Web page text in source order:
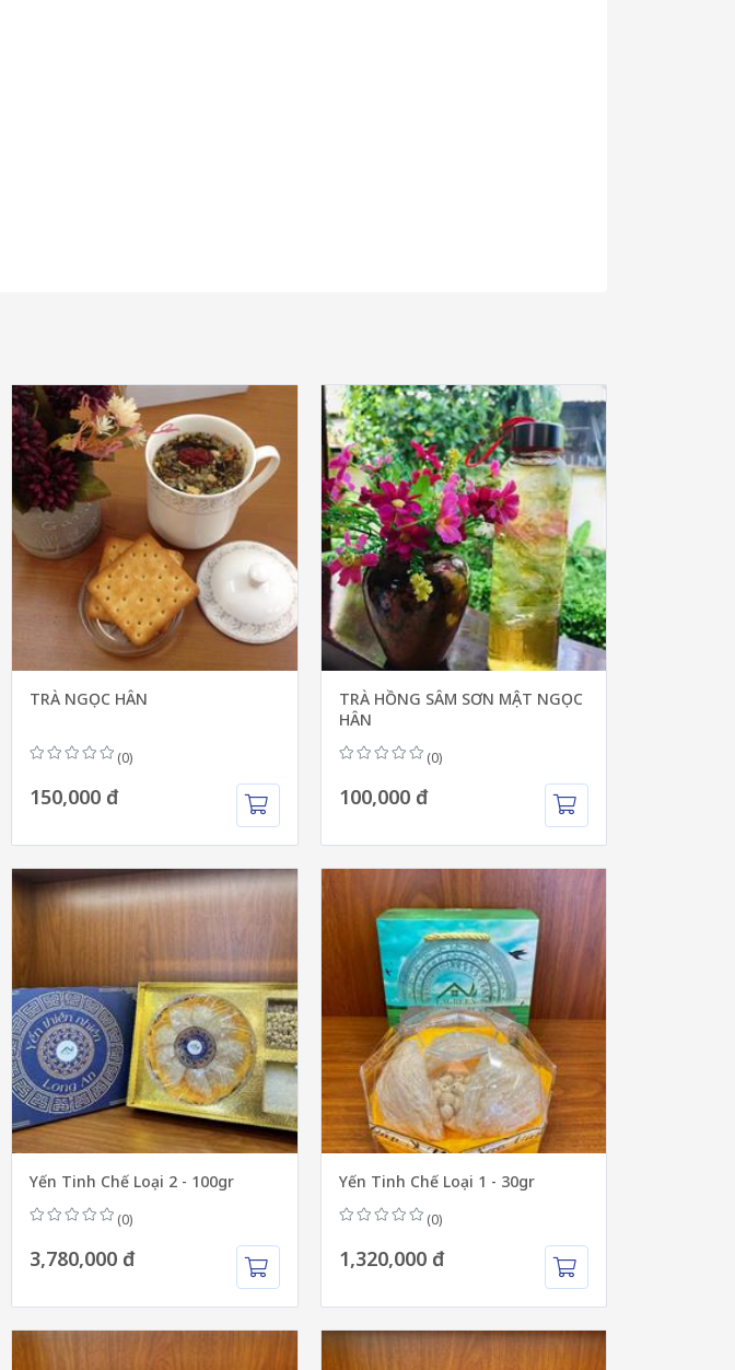
TRÀ NGỌC HÂN
(0)
150,000 đ
TRÀ HỒNG SÂM SƠN MẬT NGỌC
HÂN
(0)
100,000 đ
Yến Tinh Chế Loại 2 - 100gr
(0)
3,780,000 đ
Yến Tinh Chế Loại 1 - 30gr
(0)
1,320,000 đ